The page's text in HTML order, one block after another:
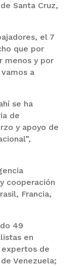
Santa Cruz,
el 7
que por
menos y por
a
se ha
de
y apoyo de
cooperación
Francia,
49
en
expertos de
Venezuela;